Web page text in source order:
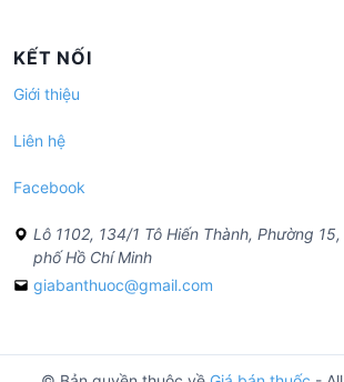
KẾT NỐI
Giới thiệu
Liên hệ
Facebook
Lô 1102, 134/1 Tô Hiến Thành, Phường
phố Hồ Chí Minh
giabanthuoc@gmail.com